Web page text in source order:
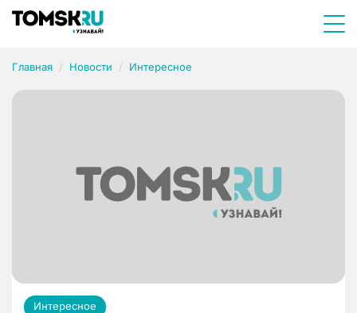
Главная Новости Интересное
Интересное